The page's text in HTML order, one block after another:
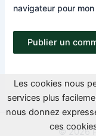
navigateur pour
© 2026
Les cookies nous
services plus
nous donnez
ces